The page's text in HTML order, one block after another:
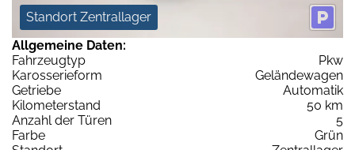
Standort Zentrallager
Allgemeine Daten:
Fahrzeugtyp
Pkw
Karosserieform
Geländewagen
Getriebe
Automatik
Kilometerstand
50 km
Anzahl der Türen
5
Farbe
Grün